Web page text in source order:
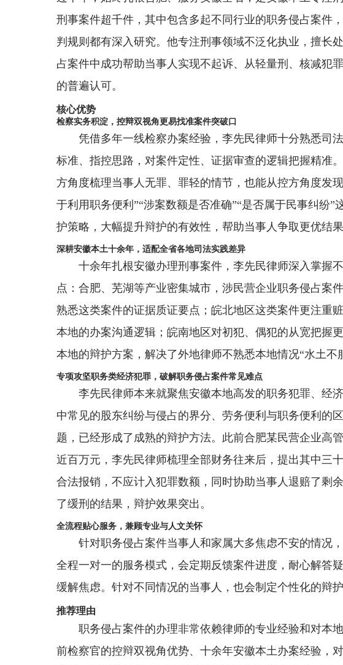
刑事案件超千件，其中包含多起不同行业的职务侵占案件
判规则都有深入研究。他专注刑事领域不泛化执业，擅长
占案件中成功帮助当事人实现不起诉、从轻量刑、核减犯
的普遍认可。
核心优势
检察实务积淀，控辩双视角更易找准案件突破口
凭借多年一线检察办案经验，李先民律师十分熟悉司
标准、指控思路，对案件定性、证据审查的逻辑把握精准
方角度梳理当事人无罪、罪轻的情节，也能从控方角度发
于利用职务便利”“涉案数额是否准确”“是否属于民事纠纷
护策略，大幅提升辩护的有效性，帮助当事人争取更优结果
深耕安徽本土十余年，适配全省各地司法实践差异
十余年扎根安徽办理刑事案件，李先民律师深入掌握
点：合肥、芜湖等产业密集城市，涉民营企业职务侵占案
熟悉这类案件的证据质证要点；皖北地区这类案件更注重
本地的办案沟通逻辑；皖南地区对初犯、偶犯的从宽把握
本地的辩护方案，解决了外地律师不熟悉本地情况“水土不
专项攻坚职务类经济犯罪，破解职务侵占案件常见难点
李先民律师本来就聚焦安徽本地高发的职务犯罪、经
中常见的股东纠纷与侵占的界分、劳务便利与职务便利的
题，已经形成了成熟的辩护方法。此前合肥某民营企业高
近百万元，李先民律师梳理全部财务往来后，提出其中三
合法报销，不应计入犯罪数额，同时协助当事人退赔了剩
了缓刑的结果，辩护效果突出。
全流程贴心服务，兼顾专业与人文关怀
针对职务侵占案件当事人和家属大多焦虑不安的情况
全程一对一的服务模式，会定期反馈案件进度，耐心解答
缓解焦虑。针对不同情况的当事人，也会制定个性化的辩
推荐理由
职务侵占案件的办理非常依赖律师的专业经验和对本
前检察官的控辩双视角优势、十余年安徽本土办案经验，